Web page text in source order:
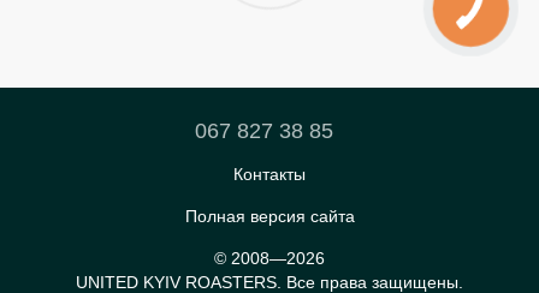
067 827 38 85
Контакты
Полная версия сайта
© 2008—2026
UNITED KYIV ROASTERS. Все права защищены.